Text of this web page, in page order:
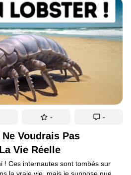
ton jardin. Ton amie revient
de la maison. Tout
courir soudain comme ça. Puis
dans le jardin. Tout le monde
de ton salon qui s’avère très
frustrés — les guêpes vous
fête.
Voudrais Pas
Vie Réelle
! Ces internautes sont tombés sur
- -